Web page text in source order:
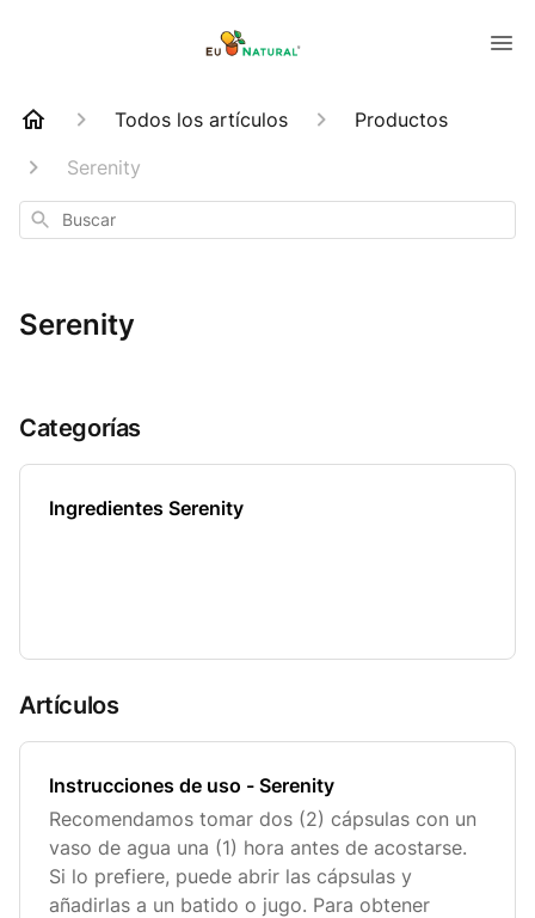
Todos los artículos
Productos
Serenity
Buscar
Serenity
Categorías
Ingredientes Serenity
Artículos
Instrucciones de uso - Serenity
Recomendamos tomar dos (2) cápsulas con un
vaso de agua una (1) hora antes de acostarse.
Si lo prefiere, puede abrir las cápsulas y
añadirlas a un batido o jugo. Para obtener